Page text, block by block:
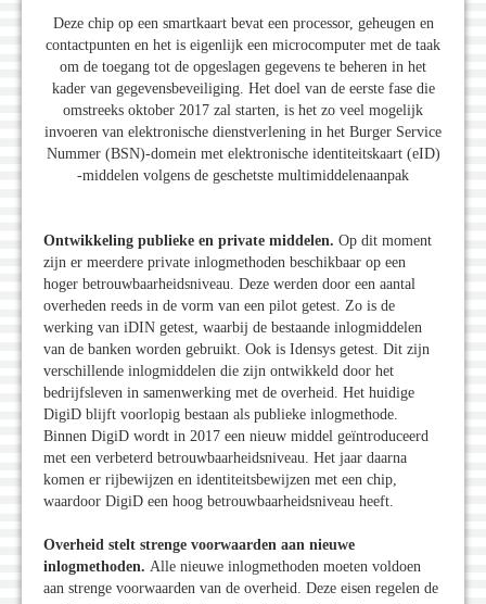
Deze chip op een smartkaart bevat een processor, geheugen en
contactpunten en het is eigenlijk een microcomputer met de taak
om de toegang tot de opgeslagen gegevens te beheren in het
kader van gegevensbeveiliging. Het doel van de eerste fase die
omstreeks oktober 2017 zal starten, is het zo veel mogelijk
invoeren van elektronische dienstverlening in het Burger Service
Nummer (BSN)-domein met elektronische identiteitskaart (eID)
-middelen volgens de geschetste multimiddelenaanpak
Ontwikkeling publieke en private middelen. Op dit moment
zijn er meerdere private inlogmethoden beschikbaar op een
hoger betrouwbaarheidsniveau. Deze werden door een aantal
overheden reeds in de vorm van een pilot getest. Zo is de
werking van iDIN getest, waarbij de bestaande inlogmiddelen
van de banken worden gebruikt. Ook is Idensys getest. Dit zijn
verschillende inlogmiddelen die zijn ontwikkeld door het
bedrijfsleven in samenwerking met de overheid. Het huidige
DigiD blijft voorlopig bestaan als publieke inlogmethode.
Binnen DigiD wordt in 2017 een nieuw middel geïntroduceerd
met een verbeterd betrouwbaarheidsniveau. Het jaar daarna
komen er rijbewijzen en identiteitsbewijzen met een chip,
waardoor DigiD een hoog betrouwbaarheidsniveau heeft.
Overheid stelt strenge voorwaarden aan nieuwe
inlogmethoden. Alle nieuwe inlogmethoden moeten voldoen
aan strenge voorwaarden van de overheid. Deze eisen regelen de